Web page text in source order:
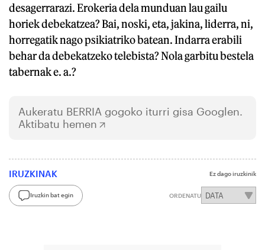
desagerrarazi. Erokeria dela munduan lau gailu
horiek debekatzea? Bai, noski, eta, jakina, liderra, ni,
horregatik nago psikiatriko batean. Indarra erabili
behar da debekatzeko telebista? Nola garbitu bestela
tabernak e. a.?
Aukeratu BERRIA gogoko iturri gisa Googlen.
Aktibatu hemen
IRUZKINAK Ez dago iruzkinik
Iruzkin bat egin ORDENATU